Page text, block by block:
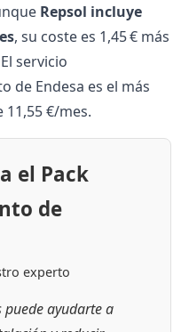
Repsol incluye
, su coste es 1,45 € más
servicio
de Endesa es el más
€/mes.
el Pack
de
experto
puede ayudarte a